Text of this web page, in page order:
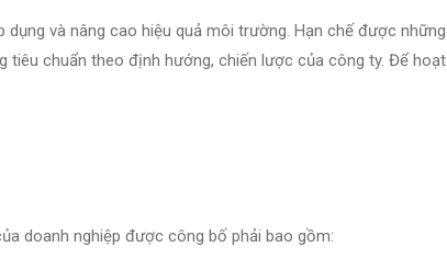
và nâng cao hiệu quả môi trường. Hạn chế được những
chuẩn theo định hướng, chiến lược của công ty. Để hoạt
doanh nghiệp được công bố phải bao gồm: